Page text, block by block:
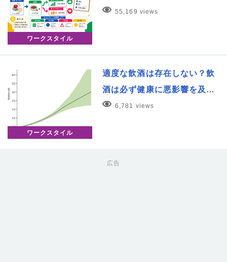
ワークスタイル
55,169 views
ワークスタイル
適度な飲酒は存在しない？飲
酒は必ず健康に悪影響を及…
6,781 views
広告